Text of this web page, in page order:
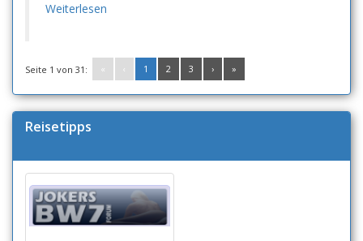
Weiterlesen
Seite 1 von 31: « ‹ 1 2 3 › »
Reisetipps